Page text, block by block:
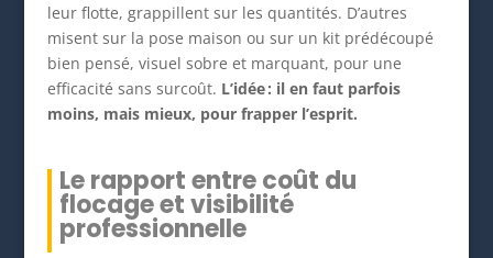
leur flotte, grappillent sur les quantités. D’autres
misent sur la pose maison ou sur un kit prédécoupé
bien pensé, visuel sobre et marquant, pour une
efficacité sans surcoût. L’idée : il en faut parfois
moins, mais mieux, pour frapper l’esprit.
Le rapport entre coût du
flocage et visibilité
professionnelle